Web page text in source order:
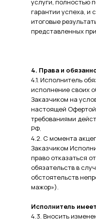
услуги, полностью
гарантии успеха, и
итоговые
представленных
4. Права и
4.1. Исполнитель
исполнение своих
Заказчиком на
настоящей
требованиями
РФ.
4.2. С момента
Заказчиком
право отказаться
обязательств в
обстоятельств
мажор»).
Исполнитель
4.3. Вносить